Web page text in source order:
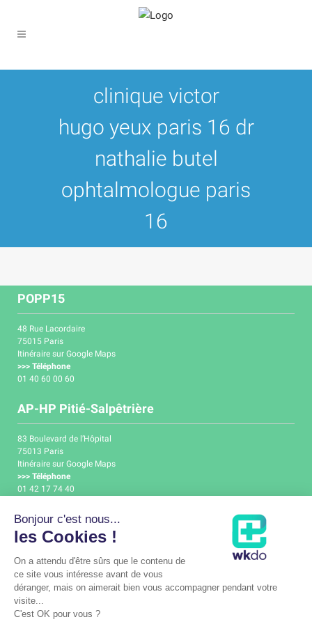
clinique victor
hugo yeux paris 16 dr
nathalie butel
ophtalmologue paris
16
POPP15
48 Rue Lacordaire
75015 Paris
Itinéraire sur Google Maps
>>> Téléphone
01 40 60 00 60
AP-HP Pitié-Salpêtrière
83 Boulevard de l’Hôpital
75013 Paris
Itinéraire sur Google Maps
>>> Téléphone
01 42 17 74 40
Menu
Chirurgies de l’œil
Le cabinet d’ophtalmologie
Ophtalmologie pédiatrique
Urgence ophtalmologique
Bonjour c'est nous...
les Cookies !
On a attendu d'être sûrs que le contenu de
ce site vous intéresse avant de vous
déranger, mais on aimerait bien vous accompagner pendant votre
visite...
C'est OK pour vous ?